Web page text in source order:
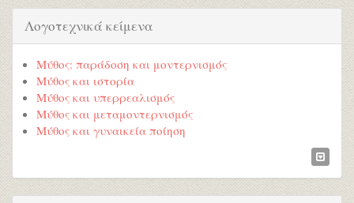
Λογοτεχνικά κείμενα
Μύθος: παράδοση και μοντερνισμός
Μύθος και ιστορία
Μύθος και υπερρεαλισμός
Μύθος και μεταμοντερνισμός
Μύθος και γυναικεία ποίηση